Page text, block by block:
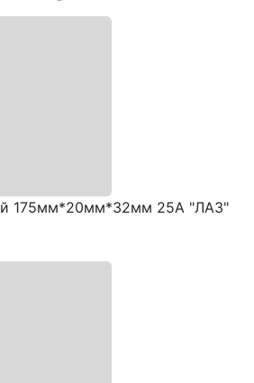
175мм*20мм*32мм 25A "ЛАЗ"